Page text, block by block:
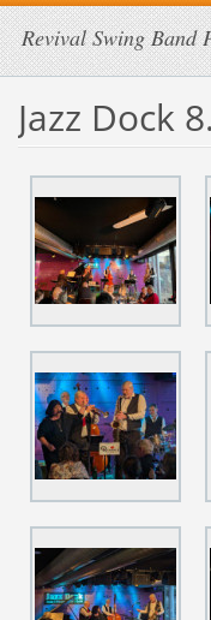
Revival Swing Band
Jazz Dock